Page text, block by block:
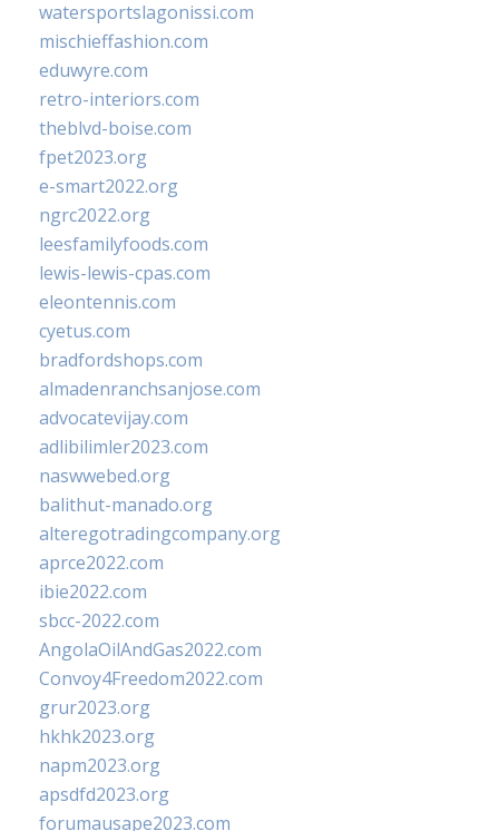
watersportslagonissi.com
mischieffashion.com
eduwyre.com
retro-interiors.com
theblvd-boise.com
fpet2023.org
e-smart2022.org
ngrc2022.org
leesfamilyfoods.com
lewis-lewis-cpas.com
eleontennis.com
cyetus.com
bradfordshops.com
almadenranchsanjose.com
advocatevijay.com
adlibilimler2023.com
naswwebed.org
balithut-manado.org
alteregotradingcompany.org
aprce2022.com
ibie2022.com
sbcc-2022.com
AngolaOilAndGas2022.com
Convoy4Freedom2022.com
grur2023.org
hkhk2023.org
napm2023.org
apsdfd2023.org
forumausape2023.com